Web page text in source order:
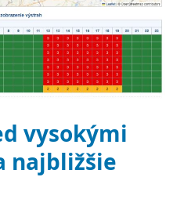
vysokými
najbližšie